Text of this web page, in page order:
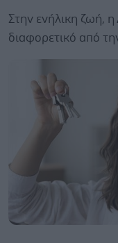
Στην ενήλικη ζωή,
διαφορετικό από